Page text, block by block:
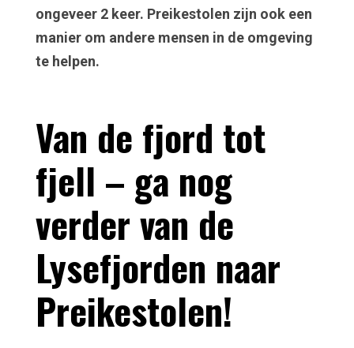
ongeveer 2 keer. Preikestolen zijn ook een
manier om andere mensen in de omgeving
te helpen.
Van de fjord tot
fjell – ga nog
verder van de
Lysefjorden naar
Preikestolen!